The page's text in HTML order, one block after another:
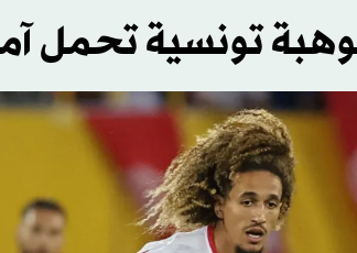
تونسية تحمل